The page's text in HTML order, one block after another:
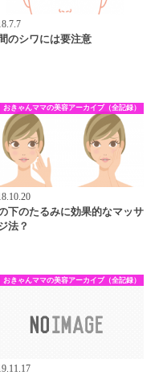
のシワには要注意
おきゃんママの美容アーカイブ（全記録）
下のたるみに効果的なマッサ
法？
おきゃんママの美容アーカイブ（全記録）